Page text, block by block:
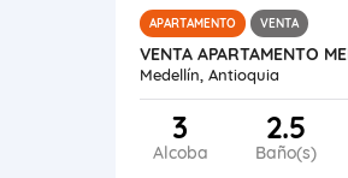
APARTAMENTO VENTA
Medellín, Antioquia
3
Alcoba
2.5
Baño(s)